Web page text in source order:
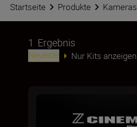
Startseite Produkte Kameras
1 Ergebnis
Neueste Nur Kits anzeigen